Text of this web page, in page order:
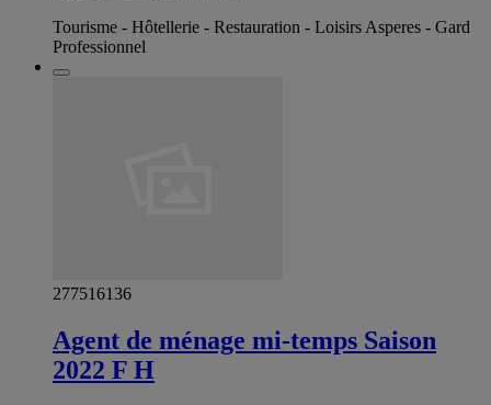
Tourisme - Hôtellerie - Restauration - Loisirs Asperes - Gard
Professionnel
277516136
Agent de ménage mi-temps Saison
2022 F H